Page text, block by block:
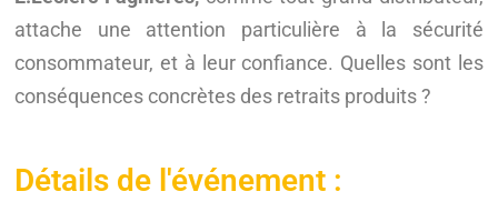
attache une attention particulière à la sécurité
consommateur, et à leur confiance. Quelles sont les
conséquences concrètes des retraits produits ?
Détails de l'événement :